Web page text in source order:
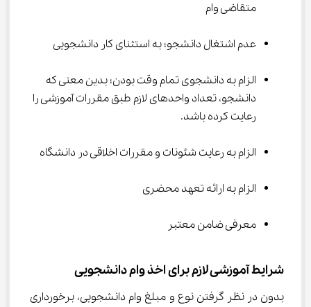
متقاضی وام
عدم اشتغال دانشجو؛ به استثنای کار دانشجویی
الزام به دانشجوی تمام وقت بودن؛ بدین معنی که
دانشجو، تعداد واحدهای لازم طبق مقررات آموزشی را
رعایت کرده باشد.
الزام به رعایت شئونات و مقررات اخلاقی در دانشگاه
الزام به ارائه تعهد محضری
معرفی ضامن معتبر
شرایط آموزشی لازم برای اخذ وام دانشجویی
بدون در نظر گرفتن نوع و مبلغ وام دانشجویی، برخورداری